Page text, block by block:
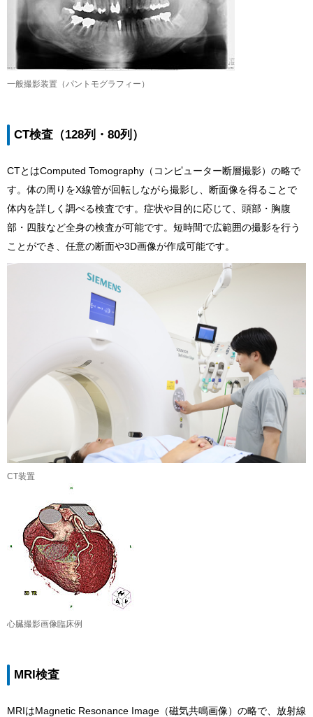
一般撮影装置（パントモグラフィー）
CT検査（128列・80列）
CTとはComputed Tomography（コンピューター断層撮影）の略で
す。体の周りをX線管が回転しながら撮影し、断面像を得ることで
体内を詳しく調べる検査です。症状や目的に応じて、頭部・胸腹
部・四肢など全身の検査が可能です。短時間で広範囲の撮影を行う
ことができ、任意の断面や3D画像が作成可能です。
CT装置
心臓撮影画像臨床例
MRI検査
MRIはMagnetic Resonance Image（磁気共鳴画像）の略で、放射線